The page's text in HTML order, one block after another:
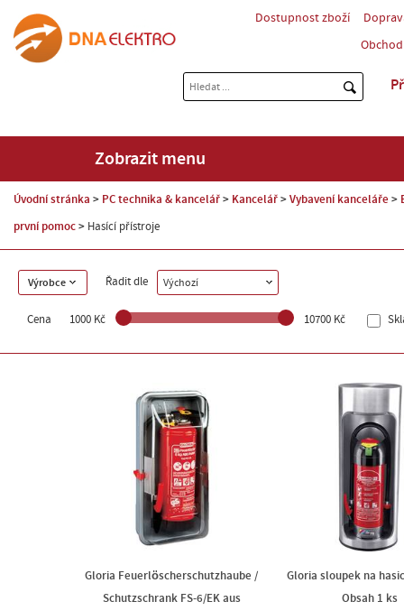
Dostupnost zboží
Zobrazit menu
Úvodní stránka PC technika & kancelář Kancelář Vybavení kanceláře
první pomoc Hasící přístroje
Výrobce Řadit dle Výchozí
Cena 1000 Kč 10700 Kč
Gloria Feuerlöscherschutzhaube /
Schutzschrank FS-6/EK aus
Gloria sloupek na
Obsah 1 ks